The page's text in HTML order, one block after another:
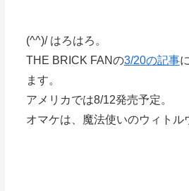
(^^)/ はろはろ。
THE BRICK FANの3/20の記事
ます。
アメリカでは8/12発売予定。
オマケは、魔法使いのウィトル